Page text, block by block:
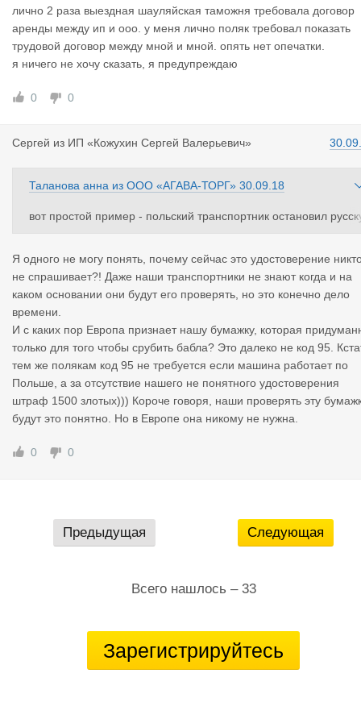
лично 2 раза выездная шауляйская таможня требовала договор
аренды между ип и ооо. у меня лично поляк требовал показать
трудовой договор между мной и мной. опять нет опечатки.
я ничего не хочу сказать, я предупреждаю
0 0
Сергей из ИП «Кожухин Сергей Валерьевич»
Таланова анна из ООО «АГАВА-ТОРГ» 30.09.18
вот простой пример - польский транспортник остановил
вает водителю штраф 1500 злотых, машину на эвакуаторе на
штраф стоянку и желает водителю счастливого пути. ваши
ствия? или другой пример - вы с грузом едете в москву.
литовец высаживает водилу и машину на штраф стоянку.
действия?
я не говорю, что это будет повсеместно, но человеческий
ор никто не отменял. у меня лично транспортник в литве треб
овал предоставить билет на мою легковую машину. я не ошиб
ся. у меня лично 2 раза выездная шауляйская таможня
ала договор аренды между ип и ооо. у меня лично поляк треб
Я одного не могу понять, почему сейчас это удостоверение
не спрашивает?! Даже наши транспортники не знают когда и на
каком основании они будут его проверять, но это конечно дело
времени.
И с каких пор Европа признает нашу бумажку, которая
только для того чтобы срубить бабла? Это далеко не код 95.
тем же полякам код 95 не требуется если машина работает по
Польше, а за отсутствие нашего не понятного удостоверения
штраф 1500 злотых))) Короче говоря, наши проверять эту
будут это понятно. Но в Европе она никому не нужна.
0 0
Предыдущая Следующая
Всего нашлось – 33
Зарегистрируйтесь